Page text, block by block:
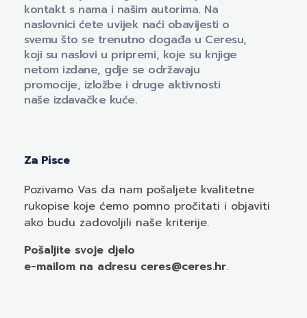
kontakt s nama i našim autorima. Na
naslovnici ćete uvijek naći obavijesti o
svemu što se trenutno događa u Ceresu,
koji su naslovi u pripremi, koje su knjige
netom izdane, gdje se održavaju
promocije, izložbe i druge aktivnosti
naše izdavačke kuće.
Za Pisce
Pozivamo Vas da nam pošaljete kvalitetne
rukopise koje ćemo pomno pročitati i objaviti
ako budu zadovoljili naše kriterije.
Pošaljite svoje djelo
e-mailom na adresu ceres@ceres.hr.